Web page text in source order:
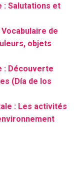
: Salutations et
de
objets
: Découverte
(Día de los
: Les activités